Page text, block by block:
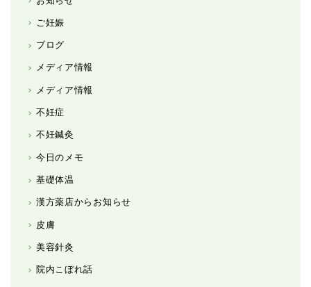
ご妊娠
ブログ
メディア情報
メディア情報
不妊症
不妊鍼灸
今日のメモ
基礎体温
漢方薬店からお知らせ
皮膚
美容針灸
院内こぼれ話